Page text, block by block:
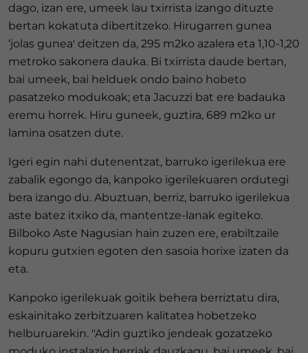
dago, izan ere, umeek lau txirrista izango dituzte
bertan kokatuta dibertitzeko. Hirugarren gunea
‘jolas gunea' deitzen da, 295 m2ko azalera eta 1,10-1,20
metroko sakonera dauka. Bi txirrista daude bertan,
bai umeek, bai helduek ondo baino hobeto
pasatzeko modukoak; eta Jacuzzi bat ere badauka
eremu horrek. Hiru guneek, guztira, 689 m2ko ur
lamina osatzen dute.
Igeri egin nahi dutenentzat, barruko igerilekua ere
zabalik egongo da, kanpoko igerilekuaren ordutegi
bera izango du. Abuztuan, berriz, barruko igerilekua
aste batez itxiko da, mantentze-lanak egiteko.
Bilboko Aste Nagusian hain zuzen ere, erabiltzaile
kopuru gutxien egoten den sasoia horixe izaten da
eta.
Kanpoko igerilekuak goitik behera berriztatu dira,
eskainitako zerbitzuaren kalitatea hobetzeko
helburuarekin. "Adin guztiko jendeak gozatzeko